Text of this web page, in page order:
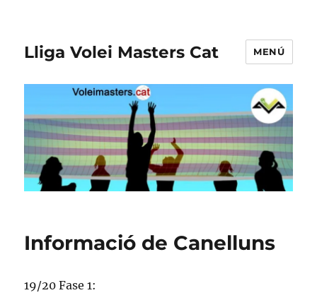
Lliga Volei Masters Cat MENÚ
Informació de Canelluns
19/20 Fase 1: